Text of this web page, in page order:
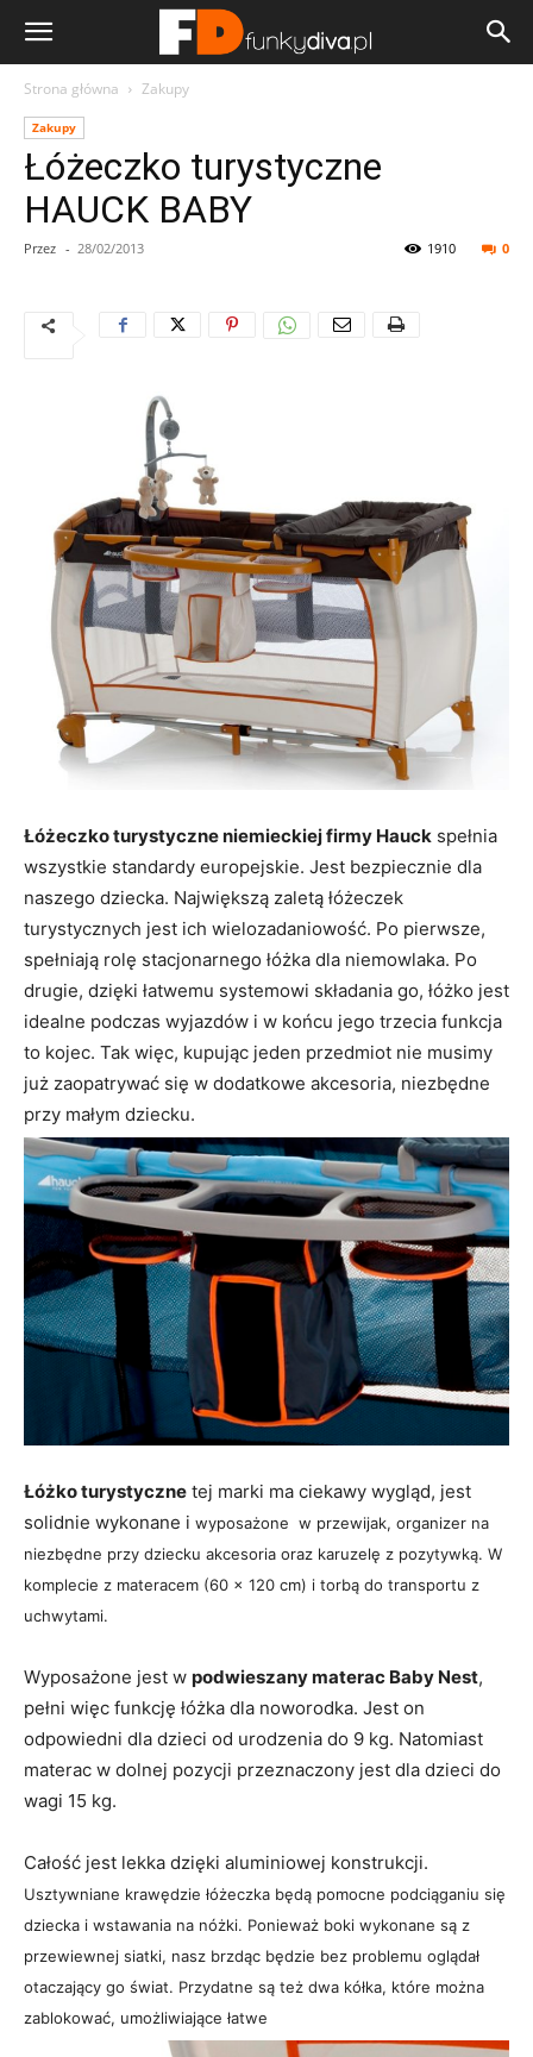
Strona główna Zakupy
Zakupy
Łóżeczko turystyczne
HAUCK BABY
Przez - 28/02/2013 0
1910
Łóżeczko turystyczne niemieckiej firmy Hauck spełnia
wszystkie standardy europejskie. Jest bezpiecznie dla
naszego dziecka. Największą zaletą łóżeczek
turystycznych jest ich wielozadaniowość. Po pierwsze,
spełniają rolę stacjonarnego łóżka dla niemowlaka. Po
drugie, dzięki łatwemu systemowi składania go, łóżko jest
idealne podczas wyjazdów i w końcu jego trzecia funkcja
to kojec. Tak więc, kupując jeden przedmiot nie musimy
już zaopatrywać się w dodatkowe akcesoria, niezbędne
przy małym dziecku.
Łóżko turystyczne tej marki ma ciekawy wygląd, jest
solidnie wykonane i wyposażone w przewijak, organizer na
niezbędne przy dziecku akcesoria oraz karuzelę z pozytywką. W
komplecie z materacem (60 x 120 cm) i torbą do transportu z
uchwytami.
Wyposażone jest w podwieszany materac Baby Nest,
pełni więc funkcję łóżka dla noworodka. Jest on
odpowiedni dla dzieci od urodzenia do 9 kg. Natomiast
materac w dolnej pozycji przeznaczony jest dla dzieci do
wagi 15 kg.
Całość jest lekka dzięki aluminiowej konstrukcji.
Usztywniane krawędzie łóżeczka będą pomocne podciąganiu się
dziecka i wstawania na nóżki. Ponieważ boki wykonane są z
przewiewnej siatki, nasz brzdąc będzie bez problemu oglądał
otaczający go świat. Przydatne są też dwa kółka, które można
zablokować, umożliwiające łatwe